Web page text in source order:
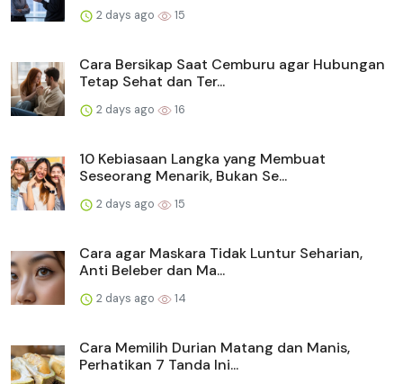
2 days ago 15
Cara Bersikap Saat Cemburu agar Hubungan
Tetap Sehat dan Ter...
2 days ago 16
10 Kebiasaan Langka yang Membuat
Seseorang Menarik, Bukan Se...
2 days ago 15
Cara agar Maskara Tidak Luntur Seharian,
Anti Beleber dan Ma...
2 days ago 14
Cara Memilih Durian Matang dan Manis,
Perhatikan 7 Tanda Ini...